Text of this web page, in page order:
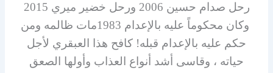
رحل صدام حسين 2006 ورحل خضير ميري 2015
وكان محكوماً عليه بالإعدام 1983مات ظالمه ومن
حكم عليه بالإعدام قبله! كافح هذا العبقري لأجل
حياته ، وقاسى أشد أنواع العذاب وأولها الصعق